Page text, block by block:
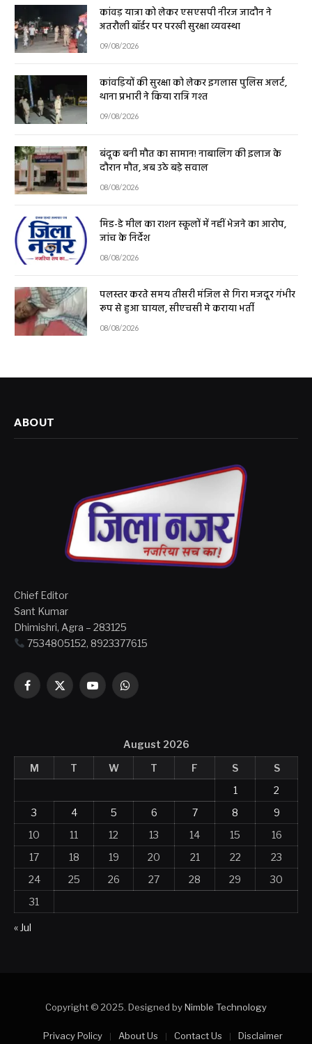
कांवड़ यात्रा को लेकर एसएसपी नीरज जादौन ने
अतरौली बॉर्डर पर परखी सुरक्षा व्यवस्था
09/08/2026
कांवड़ियों की सुरक्षा को लेकर इगलास पुलिस अलर्ट,
थाना प्रभारी ने किया रात्रि गश्त
09/08/2026
बंदूक बनी मौत का सामान! नाबालिग की इलाज के
दौरान मौत, अब उठे बड़े सवाल
08/08/2026
मिड-डे मील का राशन स्कूलों में नहीं भेजने का आरोप,
जांच के निर्देश
08/08/2026
पलस्तर करते समय तीसरी मंजिल से गिरा मजदूर गंभीर
रूप से हुआ घायल, सीएचसी मे कराया भर्ती
08/08/2026
ABOUT
Chief Editor
Sant Kumar
Dhimishri, Agra – 283125
7534805152, 8923377615
Facebook
X
(Twitter)
YouTubeWhatsApp
August 2026
M
T W T F S
S
1
2
3
4 5 6 7 8
9
10
11 12 13 14 15
16
17
18 19 20 21 22
23
24
25 26 27 28 29
30
31
« Jul
Copyright © 2025. Designed by Nimble Technology
Privacy Policy About Us Contact Us Disclaimer